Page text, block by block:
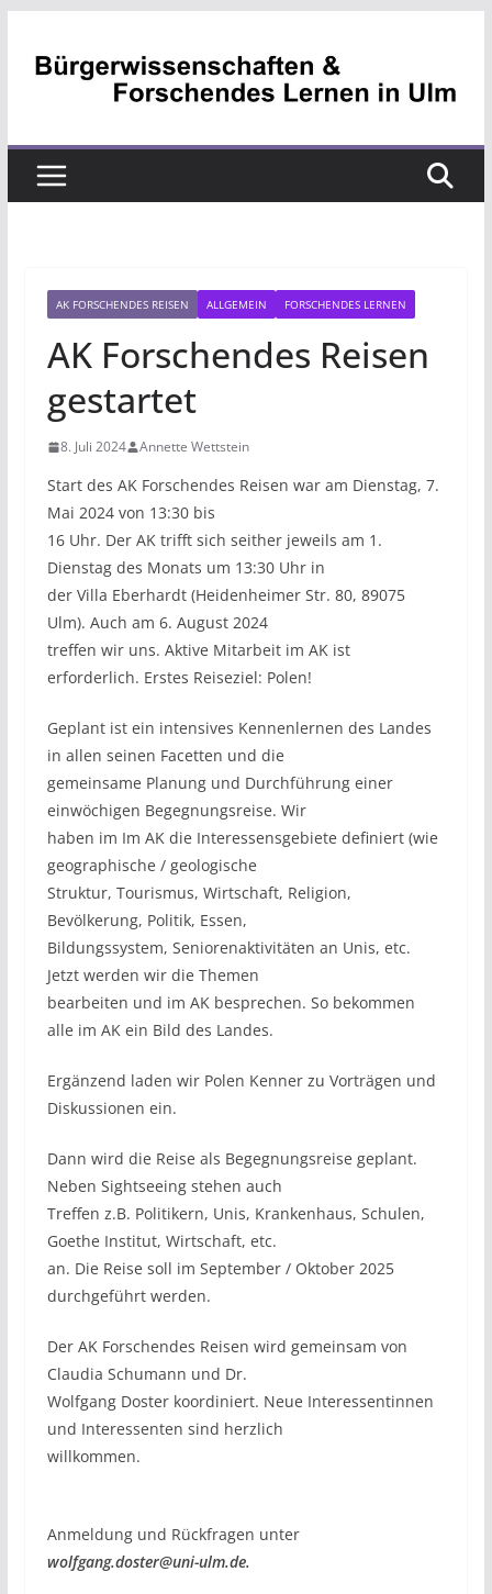
Inhalt
AK FORSCHENDES REISEN ALLGEMEIN FORSCHENDES LERNEN
AK Forschendes Reisen
gestartet
8. Juli 2024 Annette Wettstein
Start des AK Forschendes Reisen war am Dienstag, 7.
Mai 2024 von 13:30 bis
16 Uhr. Der AK trifft sich seither jeweils am 1.
Dienstag des Monats um 13:30 Uhr in
der Villa Eberhardt (Heidenheimer Str. 80, 89075
Ulm). Auch am 6. August 2024
treffen wir uns. Aktive Mitarbeit im AK ist
erforderlich. Erstes Reiseziel: Polen!
Geplant ist ein intensives Kennenlernen des Landes
in allen seinen Facetten und die
gemeinsame Planung und Durchführung einer
einwöchigen Begegnungsreise. Wir
haben im Im AK die Interessensgebiete definiert (wie
geographische / geologische
Struktur, Tourismus, Wirtschaft, Religion,
Bevölkerung, Politik, Essen,
Bildungssystem, Seniorenaktivitäten an Unis, etc.
Jetzt werden wir die Themen
bearbeiten und im AK besprechen. So bekommen
alle im AK ein Bild des Landes.
Ergänzend laden wir Polen Kenner zu Vorträgen und
Diskussionen ein.
Dann wird die Reise als Begegnungsreise geplant.
Neben Sightseeing stehen auch
Treffen z.B. Politikern, Unis, Krankenhaus, Schulen,
Goethe Institut, Wirtschaft, etc.
an. Die Reise soll im September / Oktober 2025
durchgeführt werden.
Der AK Forschendes Reisen wird gemeinsam von
Claudia Schumann und Dr.
Wolfgang Doster koordiniert. Neue Interessentinnen
und Interessenten sind herzlich
willkommen.
Anmeldung und Rückfragen unter
wolfgang.doster@uni-ulm.de.